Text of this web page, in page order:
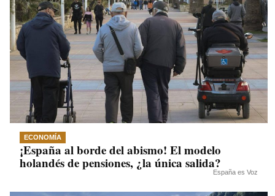
ECONOMÍA
¡España al borde del abismo! El modelo
holandés de pensiones, ¿la única salida?
España es Voz